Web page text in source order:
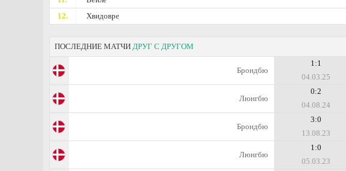
12.
Хвидовре
ПОСЛЕДНИЕ МАТЧИ ДРУГ С ДРУГОМ
Брондбю
1:1
04.03.25
Люнгбю
0:2
04.08.24
Брондбю
3:0
13.08.23
Люнгбю
1:0
05.03.23